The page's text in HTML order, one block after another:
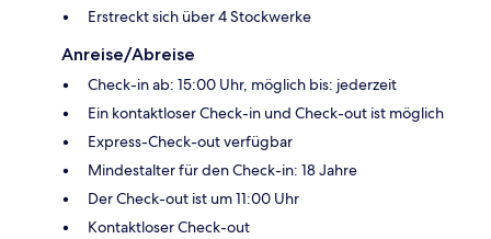
Erstreckt sich über 4 Stockwerke
Anreise/Abreise
Check-in ab: 15:00 Uhr, möglich bis: jederzeit
Ein kontaktloser Check-in und Check-out ist möglich
Express-Check-out verfügbar
Mindestalter für den Check-in: 18 Jahre
Der Check-out ist um 11:00 Uhr
Kontaktloser Check-out